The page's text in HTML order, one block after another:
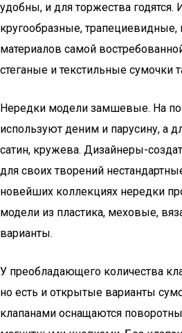
удобны, и для торжества годятся.
кругообразные,
материалов самой
стеганые и текстильные сумочки
Нередки модели замшевые. На
используют деним и парусину, а
сатин, кружева. Дизайнеры-
для своих творений
новейших коллекциях нередки
модели из пластика, меховые,
варианты.
У преобладающего количества
но есть и открытые варианты
клапанами оснащаются